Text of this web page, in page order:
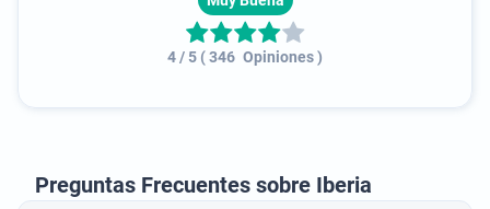
4/ 5 (346 Opiniones)
Preguntas Frecuentes sobre Iberia